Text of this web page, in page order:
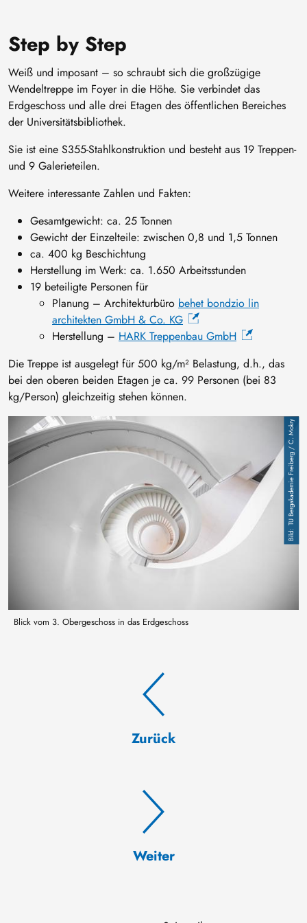
TU Bergakademie Freiberg / C. Mokry
Blick vom 3. Obergeschoss in das Erdgeschoss
Step by Step
Weiß und imposant – so schraubt sich die großzügige
Wendeltreppe im Foyer in die Höhe. Sie verbindet das
Erdgeschoss und alle drei Etagen des öffentlichen Bereiches
der Universitätsbibliothek.
Sie ist eine S355-Stahlkonstruktion und besteht aus 19 Treppen-
und 9 Galerieteilen.
Weitere interessante Zahlen und Fakten:
Gesamtgewicht: ca. 25 Tonnen
Gewicht der Einzelteile: zwischen 0,8 und 1,5 Tonnen
ca. 400 kg Beschichtung
Herstellung im Werk: ca. 1.650 Arbeitsstunden
19 beteiligte Personen für
Planung – Architekturbüro behet bondzio lin
architekten GmbH & Co. KG
Herstellung – HARK Treppenbau GmbH
Die Treppe ist ausgelegt für 500 kg/m² Belastung, d.h., das
bei den oberen beiden Etagen je ca. 99 Personen (bei 83
kg/Person) gleichzeitig stehen können.
Zurück
Weiter